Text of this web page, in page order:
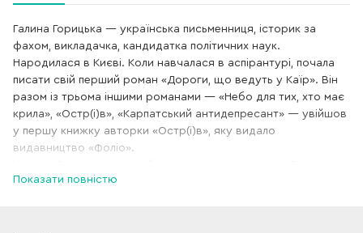
Галина Горицька — українська письменниця, історик за
фахом, викладачка, кандидатка політичних наук.
Народилася в Києві. Коли навчалася в аспірантурі, почала
писати свій перший роман «Дороги, що ведуть у Каїр». Він
разом із трьома іншими романами — «Небо для тих, хто має
крила», «Остр(і)в», «Карпатський антидепресант» — увійшов
у першу книжку авторки «Остр(і)в», яку видало
видавництво «Фоліо».
Горицької «Церква Святого Джеймса Бонда та інші вороги»
Показати повністю